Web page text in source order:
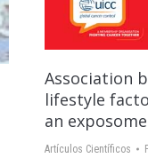
Association
lifestyle
an
Artículos Científicos